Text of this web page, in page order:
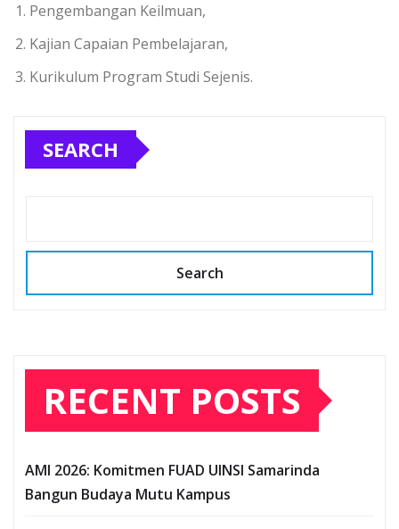
Pengembangan Keilmuan,
Kajian Capaian Pembelajaran,
Kurikulum Program Studi Sejenis.
SEARCH
Search
RECENT POSTS
AMI 2026: Komitmen FUAD UINSI Samarinda
Bangun Budaya Mutu Kampus